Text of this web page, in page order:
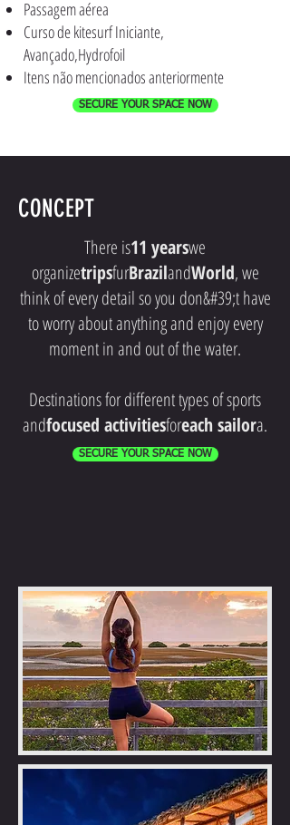
Passagem aérea
Curso de kitesurf Iniciante,
Avançado,Hydrofoil
Itens não mencionados anteriormente
SECURE YOUR SPACE NOW
CONCEPT
There is11 yearswe
organizetripsfurBrazilandWorld, we
think of every detail so you don&#39;t have
to worry about anything and enjoy every
moment in and out of the water.
Destinations for different types of sports
andfocused activitiesforeach sailora.
SECURE YOUR SPACE NOW